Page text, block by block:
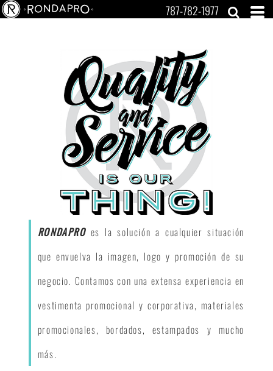
787-782-1977
RONDAPROes la solución a cualquier situación
que envuelva la imagen, logo y promoción de su
negocio. Contamos con una extensa experiencia en
vestimenta promocional y corporativa, materiales
promocionales, bordados, estampados y mucho
más.